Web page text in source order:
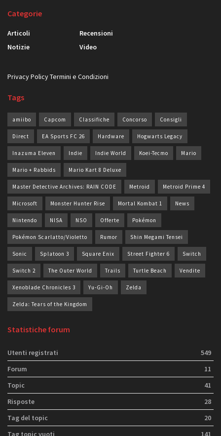
Categorie
Articoli
Notizie
Recensioni
Video
Privacy PolicyTermini e Condizioni
Tags
amiibo Capcom Classifiche Concorso Consigli
Direct EA Sports FC 26 Hardware Hogwarts Legacy
Inazuma Eleven Indie Indie World Koei-Tecmo Mario
Mario + Rabbids Mario Kart 8 Deluxe
Master Detective Archives: RAIN CODE Metroid Metroid Prime 4
Microsoft Monster Hunter Rise Mortal Kombat 1 News
Nintendo NISA NSO Offerte Pokémon
Pokémon Scarlatto/Violetto Rumor Shin Megami Tensei
Sonic Splatoon 3 Square Enix Street Fighter 6 Switch
Switch 2 The Outer World Trails Turtle Beach Vendite
Xenoblade Chronicles 3 Yu-Gi-Oh Zelda
Zelda: Tears of the Kingdom
Statistiche forum
Utenti registrati
549
Forum
11
Topic
41
Risposte
28
Tag del topic
20